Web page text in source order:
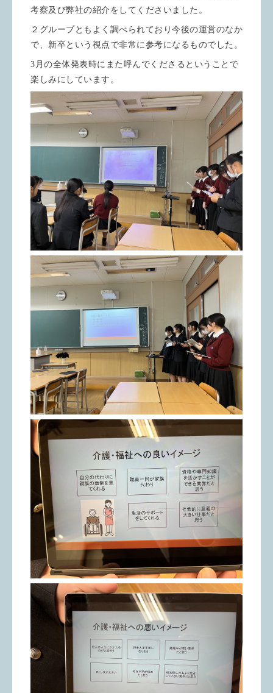
考察及び弊社の紹介をしてくださいました。
２グループともよく調べられており今後の運営のなか
で、新卒という視点で非常に参考になるものでした。
3月の全体発表時にまた呼んでくださるということで
楽しみにしています。